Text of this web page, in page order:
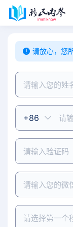
请放心，您
请选择第一个